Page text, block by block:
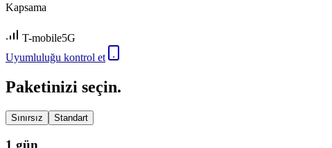
Kapsama
T-mobile5G
Uyumluluğu kontrol et
Paketinizi seçin.
Sınırsız Standart